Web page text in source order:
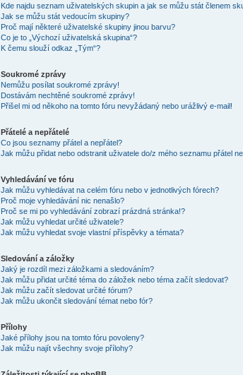
Kde najdu seznam uživatelských skupin a jak se můžu stát členem
Jak se můžu stát vedoucím skupiny?
Proč mají některé uživatelské skupiny jinou barvu?
Co je to „Výchozí uživatelská skupina“?
K čemu slouží odkaz „Tým“?
Soukromé zprávy
Nemůžu posílat soukromé zprávy!
Dostávám nechtěné soukromé zprávy!
Přišel mi od někoho na tomto fóru nevyžádaný nebo urážlivý e-mail!
Přátelé a nepřátelé
Co jsou seznamy přátel a nepřátel?
Jak můžu přidat nebo odstranit uživatele do/z mého seznamu přátel
Vyhledávání ve fóru
Jak můžu vyhledávat na celém fóru nebo v jednotlivých fórech?
Proč moje vyhledávání nic nenašlo?
Proč se mi po vyhledávání zobrazí prázdná stránka!?
Jak můžu vyhledat určité uživatele?
Jak můžu vyhledat svoje vlastní příspěvky a témata?
Sledování a záložky
Jaký je rozdíl mezi záložkami a sledováním?
Jak můžu přidat určité téma do záložek nebo téma začít sledovat?
Jak můžu začít sledovat určité fórum?
Jak můžu ukončit sledování témat nebo fór?
Přílohy
Jaké přílohy jsou na tomto fóru povoleny?
Jak můžu najít všechny svoje přílohy?